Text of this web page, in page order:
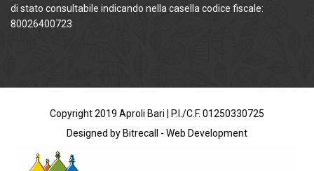
di stato consultabile indicando nella casella codice fiscale:
80026400723
Copyright 2019 Aproli Bari | P.I./C.F. 01250330725
Designed by Bitrecall - Web Development